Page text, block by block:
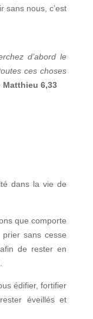
sans nous, c’est
d’abord le
ces choses
6,33
dans la vie de
que comporte
sans cesse
de rester en
édifier, fortifier
éveillés et